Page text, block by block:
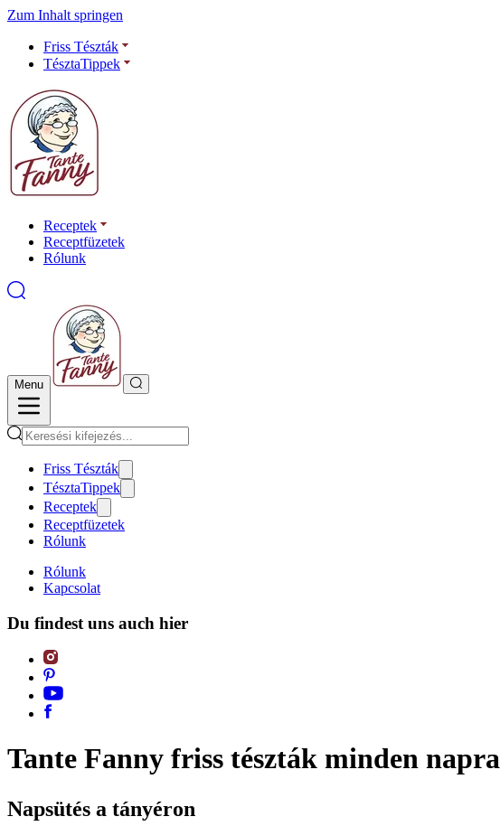
Zum Inhalt springen
Friss Tészták
TésztaTippek
Receptek
Receptfüzetek
Rólunk
Menu
Friss Tészták
TésztaTippek
Receptek
Receptfüzetek
Rólunk
Rólunk
Kapcsolat
Du findest uns auch hier
Tante Fanny friss tészták minden napra
Napsütés a tányéron